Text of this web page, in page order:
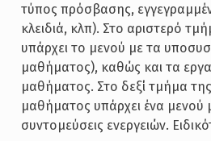
τύπος πρόσβασης,
κλειδιά, κλπ). Στο αριστερό
υπάρχει το μενού με τα
μαθήματος), καθώς και τα
μαθήματος. Στο δεξί τμήμα
μαθήματος υπάρχει ένα μενού
συντομεύσεις ενεργειών.